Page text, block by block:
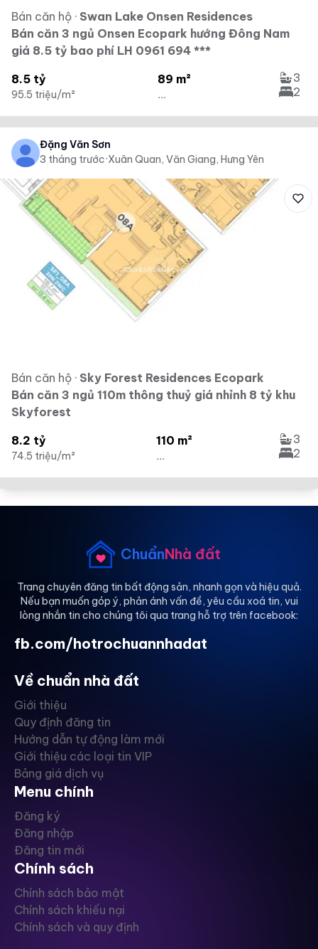
Bán căn hộ · Swan Lake Onsen Residences
Bán căn 3 ngủ Onsen Ecopark hướng Đông Nam
giá 8.5 tỷ bao phí LH 0961 694 ***
8.5 tỷ
95.5 triệu/m²
89 m²
...
3
2
Đặng Văn Sơn
3 tháng trước·Xuân Quan, Văn Giang, Hưng Yên
Bán căn hộ · Sky Forest Residences Ecopark
Bán căn 3 ngủ 110m thông thuỷ giá nhỉnh 8 tỷ khu
Skyforest
8.2 tỷ
74.5 triệu/m²
110 m²
...
3
2
ChuẩnNhà đất
Trang chuyên đăng tin bất động sản, nhanh gọn và hiệu quả.
Nếu bạn muốn góp ý, phản ánh vấn đề, yêu cầu xoá tin, vui
lòng nhắn tin cho chúng tôi qua trang hỗ trợ trên facebook:
fb.com/hotrochuannhadat
Về chuẩn nhà đất
Giới thiệu
Quy định đăng tin
Hướng dẫn tự động làm mới
Giới thiệu các loại tin VIP
Bảng giá dịch vụ
Menu chính
Đăng ký
Đăng nhập
Đăng tin mới
Chính sách
Chính sách bảo mật
Chính sách khiếu nại
Chính sách và quy định